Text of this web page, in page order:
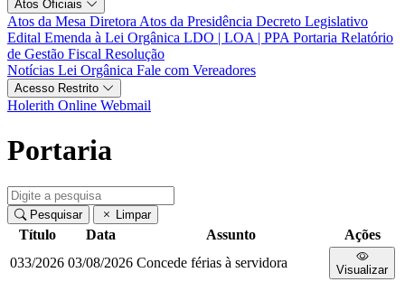
Atos Oficiais
Atos da Mesa Diretora Atos da Presidência Decreto Legislativo
Edital Emenda à Lei Orgânica LDO | LOA | PPA Portaria Relatório
de Gestão Fiscal Resolução
Notícias Lei Orgânica Fale com Vereadores
Acesso Restrito
Holerith Online Webmail
Portaria
Pesquisar Limpar
Título Data Assunto
Ações
033/2026 03/08/2026 Concede férias à servidora Visualizar